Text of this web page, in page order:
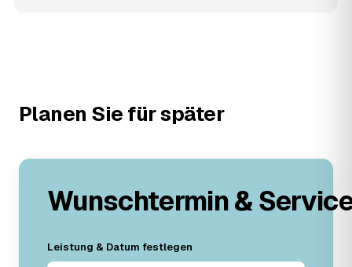
Planen Sie für später
Wunschtermin &
Leistung & Datum festlegen